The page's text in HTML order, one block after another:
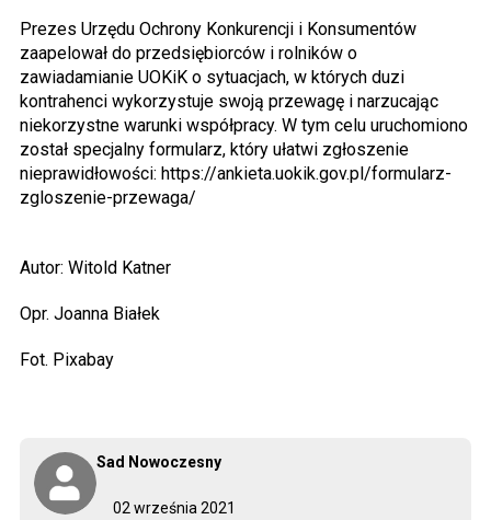
02 września 2021
Sad Nowoczesny
Prezes Urzędu Ochrony Konkurencji i Konsumentów
zaapelował do przedsiębiorców i rolników o
zawiadamianie UOKiK o sytuacjach, w których duzi
kontrahenci wykorzystuje swoją przewagę i narzucając
niekorzystne warunki współpracy. W tym celu uruchomiono
został specjalny formularz, który ułatwi zgłoszenie
nieprawidłowości: https://ankieta.uokik.gov.pl/formularz-
zgloszenie-przewaga/
Autor: Witold Katner
Opr. Joanna Białek
Fot. Pixabay